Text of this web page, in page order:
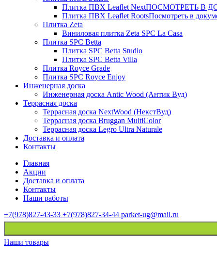
Плитка ПВХ Leaflet NextПОСМОТРЕТЬ В
Плитка ПВХ Leaflet RootsПосмотреть в
Плитка Zeta
Виниловая плитка Zeta SPC La Casa
Плитка SPC Betta
Плитка SPC Betta Studio
Плитка SPC Betta Villa
Плитка Royce Grade
Плитка SPC Royce Enjoy
Инженерная доска
Инженерная доска Antic Wood (Антик Вуд)
Террасная доска
Террасная доска NextWood (НекстВуд)
Террасная доска Bruggan MultiColor
Террасная доска Legro Ultra Naturale
Доставка и оплата
Контакты
Главная
Акции
Доставка и оплата
Контакты
Наши работы
+7(978)827-43-33 +7(978)827-34-44 parket-ug@mail.ru
Наши товары